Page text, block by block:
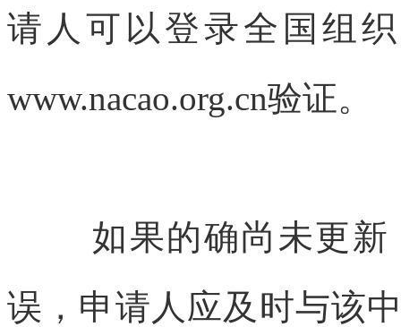
请人可以登录全国组
www.nacao.org.cn验证。
如果的确尚未更
误，申请人应及时与该